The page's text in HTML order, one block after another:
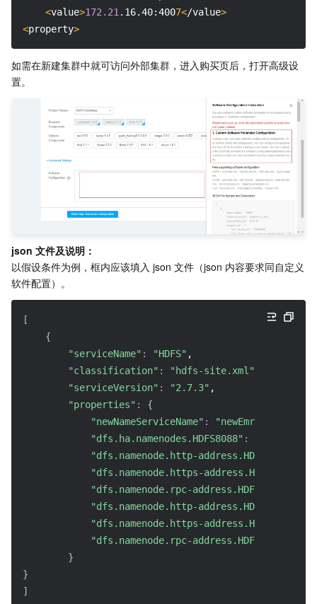
配额中心
资源中心
认证信息
政策与规范
服务计划
腾讯云培训认证
<value>172.21 .16.40:4007</value>
<property>
如需在新建集群中就可访问外部集群，进入购买页后，打开高级设
json 文件及说明：
以假设条件为例，框内应该填入 json 文件（json 内容要求同自定义
软件配置）。
[
{
"serviceName" : "HDFS" ,
"classification" : "hdfs-site.xml"
"serviceVersion" : "2.7.3" ,
"properties" :
{
"newNameServiceName" : "newEmrCluster"
"dfs.ha.namenodes.HDFS8088" :
"dfs.namenode.http-address.HDFS8088.nn1"
"dfs.namenode.https-
"dfs.namenode.rpc-address.HDFS8088.nn1"
"dfs.namenode.http-address.HDFS8088.nn2"
"dfs.namenode.https-
"dfs.namenode.rpc-address.HDFS8088.nn2"
}
}
]